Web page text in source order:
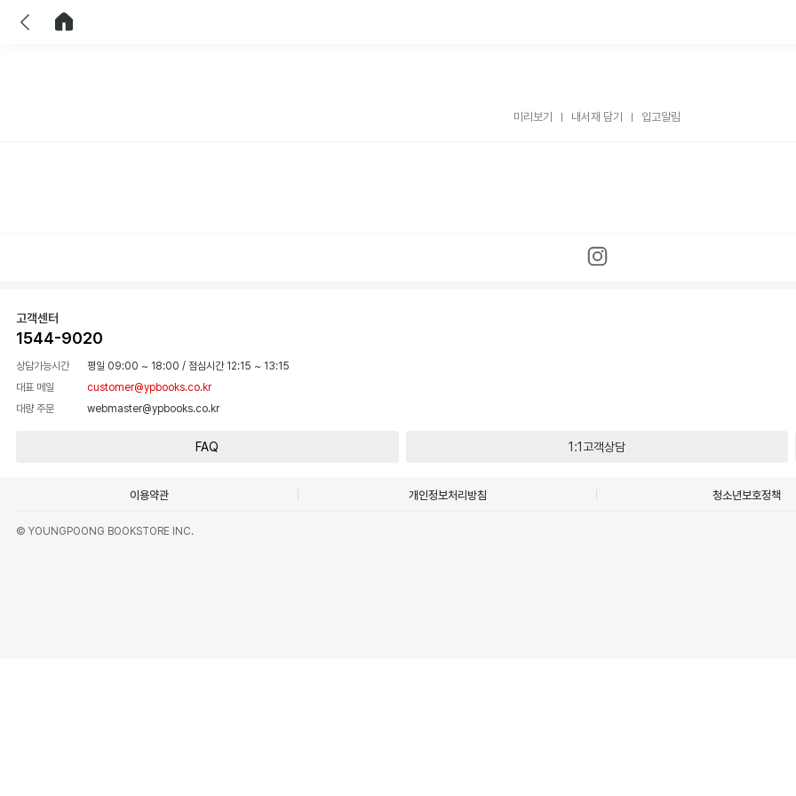
미리보기 내서재 담기 입고알림
고객센터
1544-9020
상담가능시간 평일 09:00 ~ 18:00 / 점심시간 12:15 ~ 13:15
대표 메일
customer@ypbooks.co.kr
대량 주문
webmaster@ypbooks.co.kr
FAQ 1:1고객상담
이용약관 개인정보처리방침 청소년보호정책
© YOUNGPOONG BOOKSTORE INC.